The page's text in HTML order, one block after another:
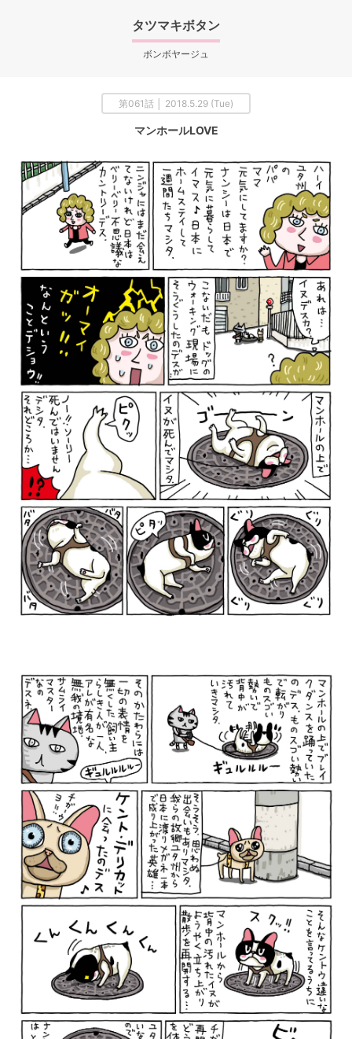
タツマキボタン
ボンボヤージュ
第061話 │ 2018.5.29 (Tue)
マンホールLOVE